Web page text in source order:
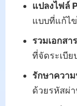
แปลงไฟล์
แบบที่แก้ไข
รวมเอกสา
ที่จัดระเบีย
รักษาควา
ด้วยรหัสผ่